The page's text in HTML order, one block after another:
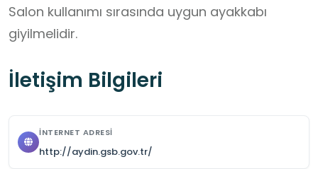
Salon kullanımı sırasında uygun ayakkabı
giyilmelidir.
İletişim Bilgileri
İNTERNET ADRESI
http://aydin.gsb.gov.tr/